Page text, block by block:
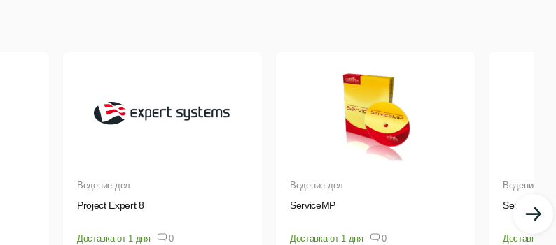
при взаимодействии меду структурными подразделениями и сотрудниками.
Ведение дел
Project Expert 8
Доставка от 1 дня 0
Ведение дел
ServiceMP
Доставка от 1 дня 0
Ведение дел
ServiceMY
Доставка от